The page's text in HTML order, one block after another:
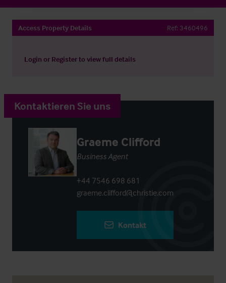
Access Property Details Ref: 3460496
Login or Registerto view full details
Kontaktieren Sie uns
Graeme Clifford
Business Agent
+44 7546 698 681
graeme.clifford@christie.com
Kontakt